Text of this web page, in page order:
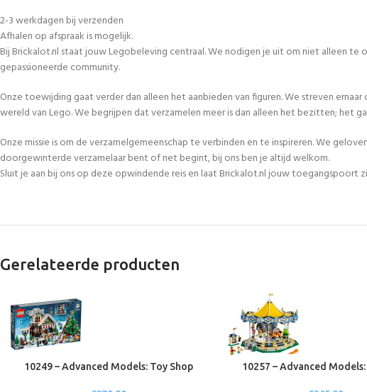
2-3 werkdagen bij verzenden
Afhalen op afspraak is mogelijk.
Bij Brickalot.nl staat jouw Legobeleving centraal. We nodigen je uit om niet alleen
gepassioneerde community.
Onze toewijding gaat verder dan alleen het aanbieden van figuren. We streven
wereld van Lego. We begrijpen dat verzamelen meer is dan alleen het bezitten; het
Onze missie is om de verzamelgemeenschap te verbinden en te inspireren. We
doorgewinterde verzamelaar bent of net begint, bij ons ben je altijd welkom.
Sluit je aan bij ons op deze opwindende reis en laat Brickalot.nl jouw
Gerelateerde producten
10249 – Advanced Models: Toy Shop 10257 – Advanced